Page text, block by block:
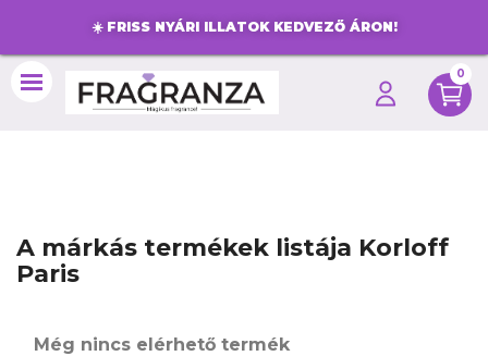
☀️ FRISS NYÁRI ILLATOK KEDVEZŐ ÁRON!
0
A márkás termékek listája Korloff
Paris
Még nincs elérhető termék